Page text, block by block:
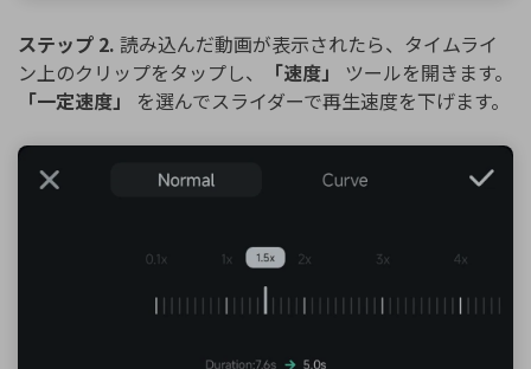
ステップ 2. 読み込んだ動画が表示されたら、タイムライ
ン上のクリップをタップし、
「速度」
ツールを開きます。
「一定速度」
を選んでスライダーで再生速度を下げます。